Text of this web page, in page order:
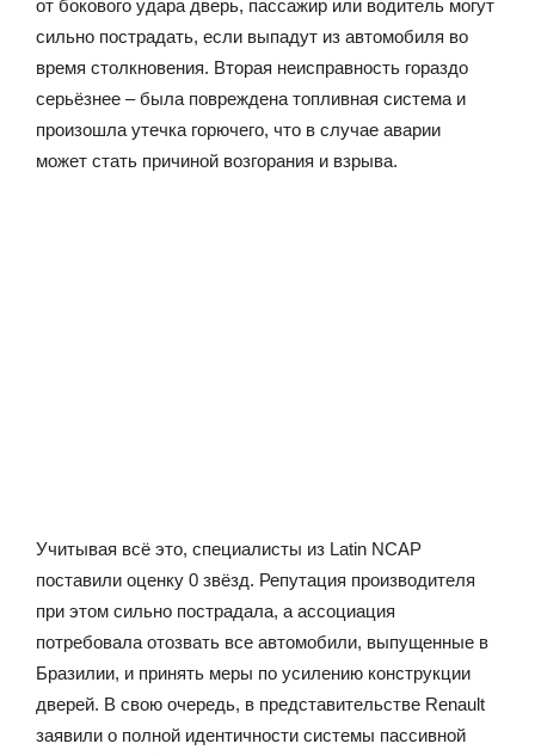
от бокового удара дверь, пассажир или водитель могут
сильно пострадать, если выпадут из автомобиля во
время столкновения. Вторая неисправность гораздо
серьёзнее – была повреждена топливная система и
произошла утечка горючего, что в случае аварии
может стать причиной возгорания и взрыва.
Учитывая всё это, специалисты из Latin NCAP
поставили оценку 0 звёзд. Репутация производителя
при этом сильно пострадала, а ассоциация
потребовала отозвать все автомобили, выпущенные в
Бразилии, и принять меры по усилению конструкции
дверей. В свою очередь, в представительстве Renault
заявили о полной идентичности системы пассивной